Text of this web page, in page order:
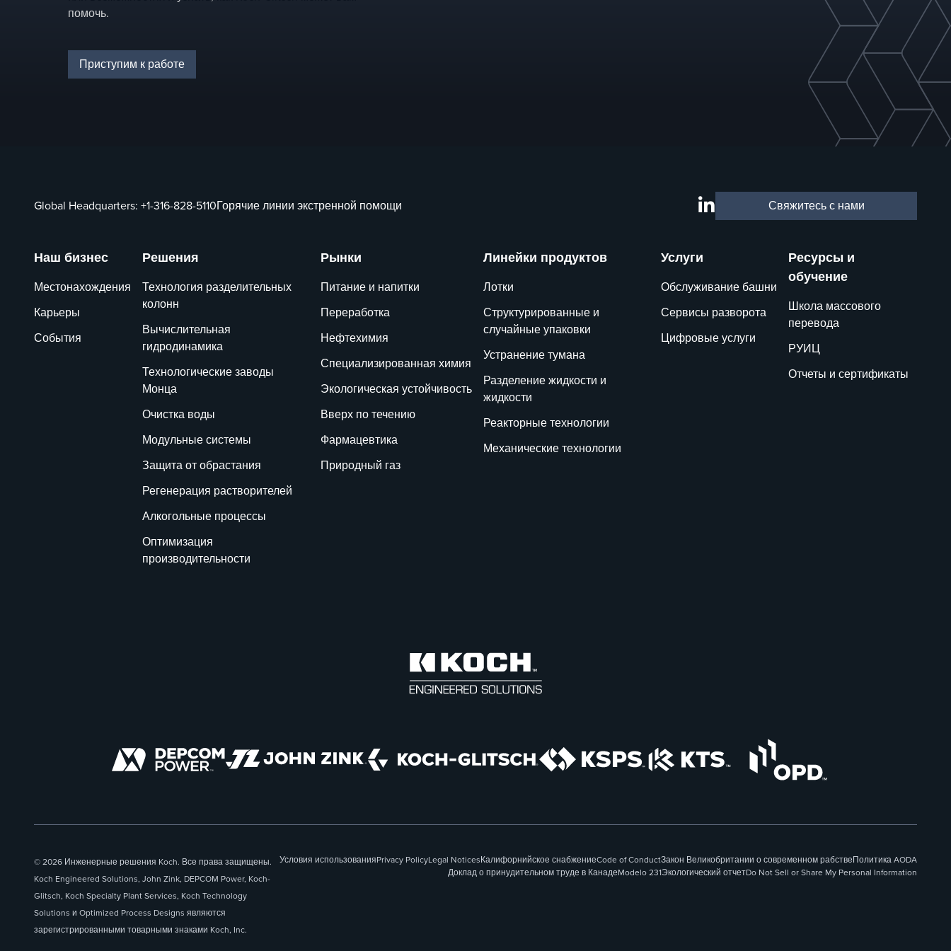
помочь.
Приступим к работе
Global Headquarters: +1-316-828-5110Горячие линии экстренной помощи Свяжитесь с нами
Наш бизнес
Местонахождения
Карьеры
События
Решения
Технология разделительных
колонн
Вычислительная
гидродинамика
Технологические заводы
Монца
Очистка воды
Модульные системы
Защита от обрастания
Регенерация растворителей
Алкогольные процессы
Оптимизация
производительности
Рынки
Питание и напитки
Переработка
Нефтехимия
Специализированная химия
Экологическая устойчивость
Вверх по течению
Фармацевтика
Природный газ
Линейки продуктов
Лотки
Структурированные и
случайные упаковки
Устранение тумана
Разделение жидкости и
жидкости
Реакторные технологии
Механические технологии
Услуги
Обслуживание башни
Сервисы разворота
Цифровые услуги
Ресурсы и
обучение
Школа массового
перевода
РУИЦ
Отчеты и сертификаты
© 2026 Инженерные решения Koch. Все права защищены.
Koch Engineered Solutions, John Zink, DEPCOM Power, Koch-
Glitsch, Koch Specialty Plant Services, Koch Technology
Solutions и Optimized Process Designs являются
зарегистрированными товарными знаками Koch, Inc.
Условия использованияPrivacy PolicyLegal NoticesКалифорнийское снабжениеCode of ConductЗакон Великобритании о современном рабствеПолитика AODA
Доклад о принудительном труде в КанадеModelo 231Экологический отчетDo Not Sell or Share My Personal Information